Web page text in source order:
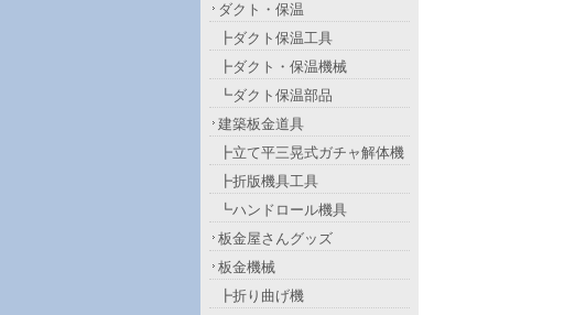
ダクト・保温
┣ダクト保温工具
┣ダクト・保温機械
┗ダクト保温部品
建築板金道具
┣立て平三晃式ガチャ解体機
┣折版機具工具
┗ハンドロール機具
板金屋さんグッズ
板金機械
┣折り曲げ機